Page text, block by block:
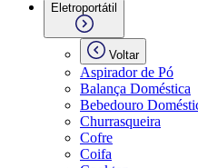
Eletroportátil
Voltar
Aspirador de Pó
Balança Doméstica
Bebedouro
Churrasqueira
Cofre
Coifa